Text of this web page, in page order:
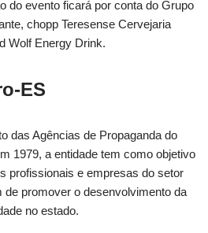
do evento ficará por conta do Grupo
chopp Teresense Cervejaria
Wolf Energy Drink.
ES
das Agências de Propaganda do
1979, a entidade tem como objetivo
profissionais e empresas do setor
de promover o desenvolvimento da
no estado.